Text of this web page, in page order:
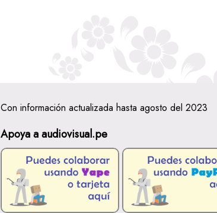
Con información actualizada hasta agosto del 2023
Apoya a audiovisual.pe